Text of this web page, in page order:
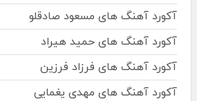
آکورد آهنگ های مسعود صادقلو
آکورد آهنگ های حمید هیراد
آکورد آهنگ های فرزاد فرزین
آکورد آهنگ های مهدی یغمایی